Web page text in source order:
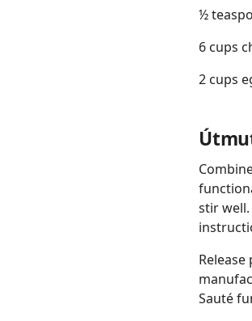
½
6 cups
2 cups
stir
Sauté